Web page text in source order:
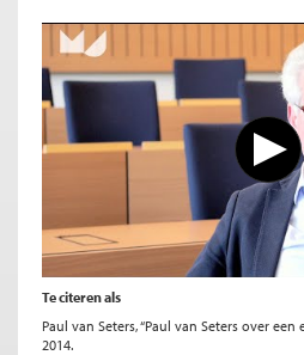
Te citeren als
Paul van Seters, “Paul van Seters over een
2014.